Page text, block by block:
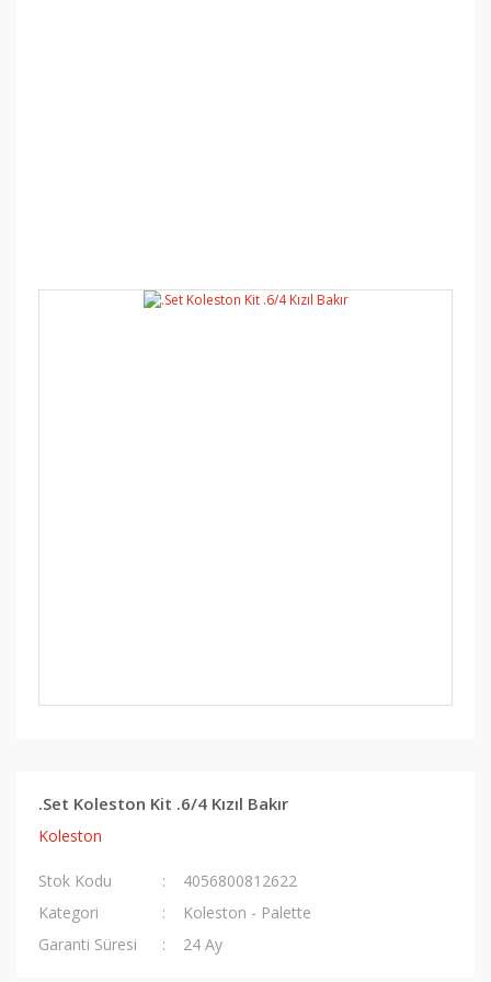
.Set Koleston Kit .6/4 Kızıl Bakır
Koleston
Stok Kodu
4056800812622
Kategori
Koleston - Palette
Garanti Süresi
24 Ay